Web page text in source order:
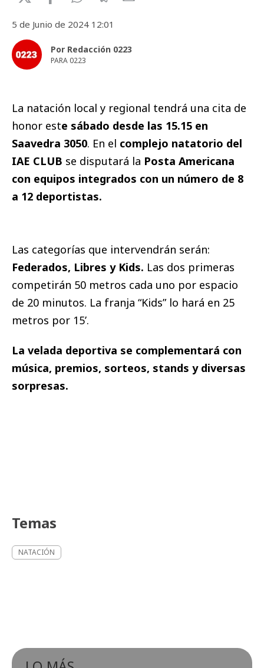
5 de Junio de 2024 12:01
Por Redacción 0223
PARA 0223
La natación local y regional tendrá una cita de
honor este sábado desde las 15.15 en
Saavedra 3050. En el complejo natatorio del
IAE CLUB se disputará la Posta Americana
con equipos integrados con un número de 8
a 12 deportistas.
Las categorías que intervendrán serán:
Federados, Libres y Kids. Las dos primeras
competirán 50 metros cada uno por espacio
de 20 minutos. La franja “Kids” lo hará en 25
metros por 15’.
La velada deportiva se complementará con
música, premios, sorteos, stands y diversas
sorpresas.
Temas
NATACIÓN